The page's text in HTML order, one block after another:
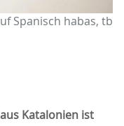
Spanisch habas, tb
Katalonien ist